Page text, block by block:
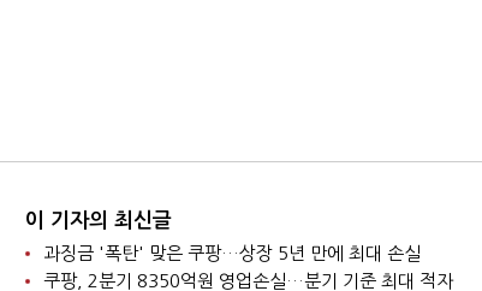
이 기자의 최신글
과징금 '폭탄' 맞은 쿠팡…상장 5년 만에 최대 손실
쿠팡, 2분기 8350억원 영업손실…분기 기준 최대 적자